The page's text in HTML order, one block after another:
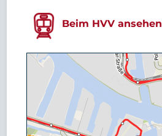
Beim HVV ansehen